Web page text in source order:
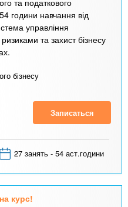
години навчання від
управління
та захист бізнесу
бізнесу
Записаться
27 занять - 54 аст.години
курс!